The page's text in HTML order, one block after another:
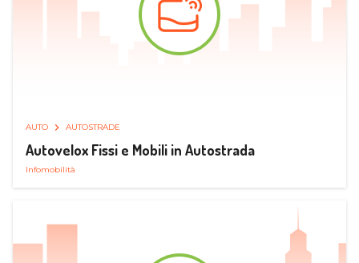
AUTO AUTOSTRADE
Autovelox Fissi e Mobili in Autostrada
Infomobilità